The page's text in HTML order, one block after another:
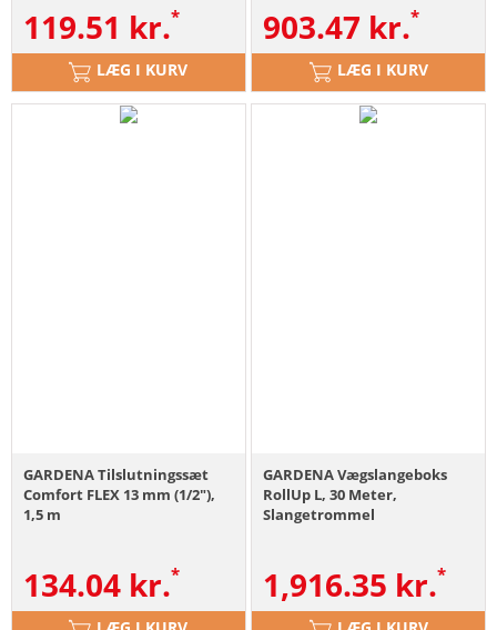
119.51 kr.
LÆG I KURV
903.47 kr.
LÆG I KURV
GARDENA Tilslutningssæt
Comfort FLEX 13 mm (1/2"),
1,5 m
134.04 kr.
GARDENA Vægslangeboks
RollUp L, 30 Meter,
Slangetrommel
1,916.35 kr.